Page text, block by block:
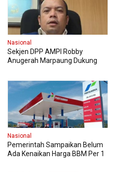
Nasional
Sekjen DPP AMPI Robby
Anugerah Marpaung Dukung
Nasional
Pemerintah Sampaikan Belum
Ada Kenaikan Harga BBM Per 1